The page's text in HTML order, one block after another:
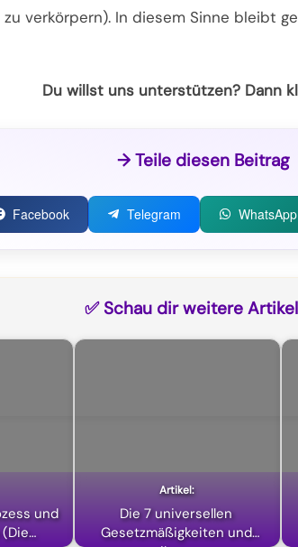
verkörpern). In diesem Sinne bleibt
Du willst uns unterstützen? Dann
→ Teile diesen Beitrag
Facebook Telegram WhatsApp
✅ Schau dir weitere
und
Die 7 universellen
Gesetzmäßigkeiten und